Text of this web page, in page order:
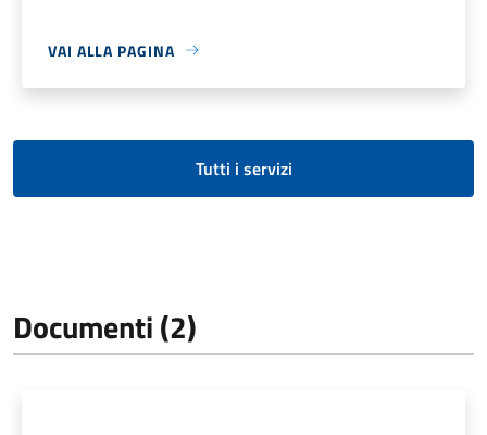
VAI ALLA PAGINA
Tutti i servizi
Documenti (2)